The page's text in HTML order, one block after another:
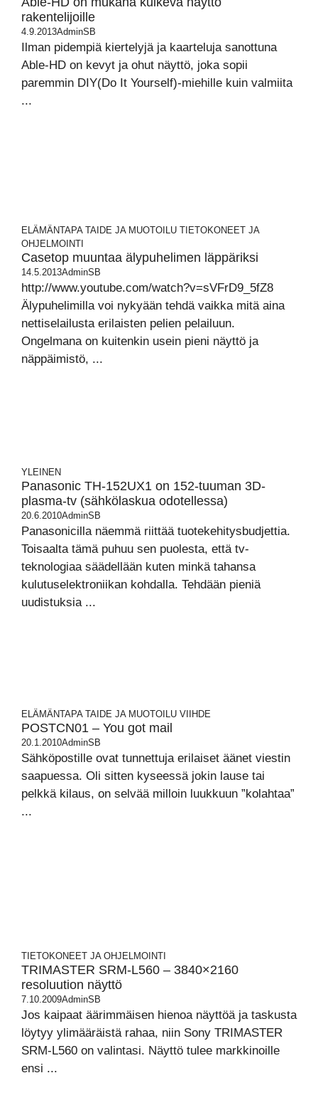
rakentelijoille
4.9.2013AdminSB
Ilman pidempiä kiertelyjä ja kaarteluja sanottuna
Able-HD on kevyt ja ohut näyttö, joka sopii
paremmin DIY(Do It Yourself)-miehille kuin valmiita
...
ELÄMÄNTAPA TAIDE JA MUOTOILU TIETOKONEET JA
OHJELMOINTI
Casetop muuntaa älypuhelimen läppäriksi
14.5.2013AdminSB
http://www.youtube.com/watch?v=sVFrD9_5fZ8
Älypuhelimilla voi nykyään tehdä vaikka mitä aina
nettiselailusta erilaisten pelien pelailuun.
Ongelmana on kuitenkin usein pieni näyttö ja
näppäimistö, ...
YLEINEN
Panasonic TH-152UX1 on 152-tuuman 3D-
plasma-tv (sähkölaskua odotellessa)
20.6.2010AdminSB
Panasonicilla näemmä riittää tuotekehitysbudjettia.
Toisaalta tämä puhuu sen puolesta, että tv-
teknologiaa säädellään kuten minkä tahansa
kulutuselektroniikan kohdalla. Tehdään pieniä
uudistuksia ...
ELÄMÄNTAPA TAIDE JA MUOTOILU VIIHDE
POSTCN01 – You got mail
20.1.2010AdminSB
Sähköpostille ovat tunnettuja erilaiset äänet viestin
saapuessa. Oli sitten kyseessä jokin lause tai
pelkkä kilaus, on selvää milloin luukkuun ”kolahtaa”
...
TIETOKONEET JA OHJELMOINTI
TRIMASTER SRM-L560 – 3840×2160
resoluution näyttö
7.10.2009AdminSB
Jos kaipaat äärimmäisen hienoa näyttöä ja taskusta
löytyy ylimääräistä rahaa, niin Sony TRIMASTER
SRM-L560 on valintasi. Näyttö tulee markkinoille
ensi ...